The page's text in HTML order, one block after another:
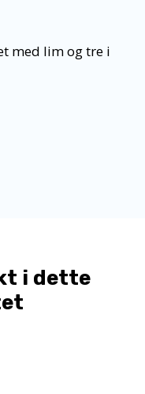
med lim og tre i
i dette